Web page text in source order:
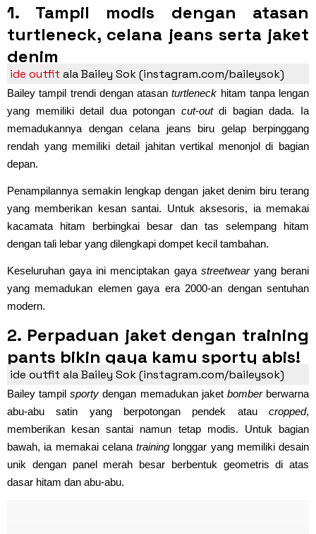
1. Tampil modis dengan atasan
turtleneck, celana jeans serta jaket
denim
ide outfit ala Bailey Sok (instagram.com/baileysok)
Bailey tampil trendi dengan atasanturtleneck hitam tanpa lengan
yang memiliki detail dua potongan cut-outdi bagian dada. Ia
memadukannya dengan celana jeans biru gelap berpinggang
rendah yang memiliki detail jahitan vertikal menonjol di bagian
depan.
Penampilannya semakin lengkap dengan jaket denim biru terang
yang memberikan kesan santai. Untuk aksesoris, ia memakai
kacamata hitam berbingkai besar dan tas selempang hitam
dengan tali lebar yang dilengkapi dompet kecil tambahan.
Keseluruhan gaya ini menciptakan gaya streetwearyang berani
yang memadukan elemen gaya era 2000-an dengan sentuhan
modern.
2. Perpaduan jaket dengan training
pants bikin gaya kamu sporty abis!
ide outfit ala Bailey Sok (instagram.com/baileysok)
Bailey tampilsporty dengan memadukan jaket bomberberwarna
abu-abu satin yang berpotongan pendek atau cropped,
memberikan kesan santai namun tetap modis. Untuk bagian
bawah, ia memakai celana training longgar yang memiliki desain
unik dengan panel merah besar berbentuk geometris di atas
dasar hitam dan abu-abu.